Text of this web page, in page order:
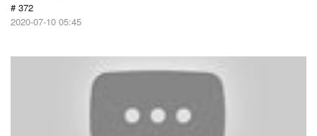
# 372
2020-07-10 05:45